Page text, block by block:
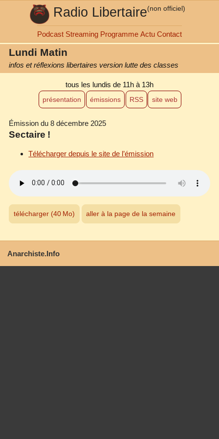
Radio Libertaire(non officiel)
Podcast Streaming Programme Actu Contact
Lundi Matin
infos et réflexions libertaires version lutte des classes
tous les lundis de 11h à 13h
présentation émissions RSS site web
Émission du 8 décembre 2025
Sectaire !
Télécharger depuis le site de l’émission
télécharger (40 Mo) aller à la page de la semaine
Anarchiste.Info